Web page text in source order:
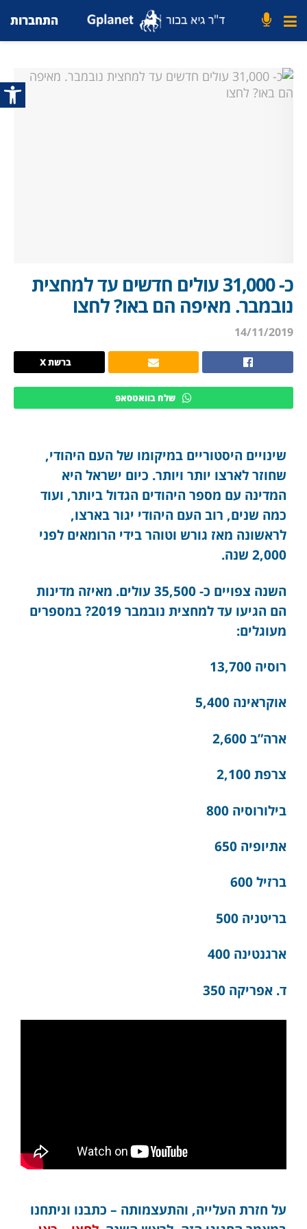
פתח
התחברות
כ- 31,000 עולים חדשים עד למחצית
נובמבר. מאיפה הם באו? לחצו
14/11/2019
ברשת X
שלח בוואטסאפ
שינויים היסטוריים במיקומו של העם היהודי,
שחוזר לארצו יותר ויותר. כיום ישראל היא
המדינה עם מספר היהודים הגדול ביותר, ועוד
כמה שנים, רוב העם היהודי יגור בארצו,
לראשונה מאז גורש וטוהר בידי הרומאים לפני
2,000 שנה.
השנה צפויים כ- 35,500 עולים. מאיזה מדינות
הם הגיעו עד למחצית נובמבר 2019? במספרים
מעוגלים:
רוסיה 13,700
אוקראינה 5,400
ארה”ב 2,600
צרפת 2,100
בילורוסיה 800
אתיופיה 650
ברזיל 600
בריטניה 500
ארגנטינה 400
ד. אפריקה 350
על חזרת העלייה, והתעצמותה – כתבנו וניתחנו